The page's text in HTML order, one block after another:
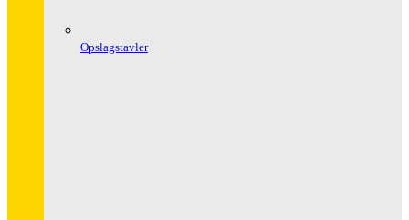
Opslagstavler